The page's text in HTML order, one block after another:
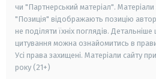
чи "Партнерський матеріал".
"Позиція" відображають позицію
не поділяти їхніх поглядів.
цитування можна ознайомитись в
Усі права захищені. Матеріали сайту
року (21+)